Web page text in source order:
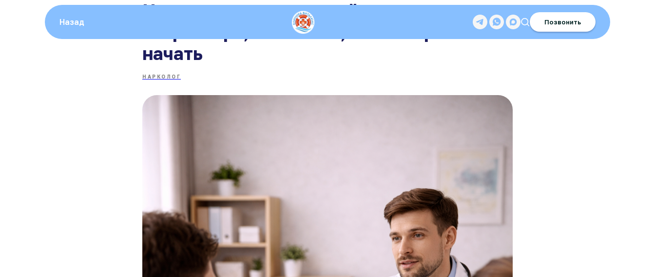
Назад Позвонить
Нарколог: почему запой — это не
“характер”, а болезнь, и с чего реально
начать
НАРКОЛОГ